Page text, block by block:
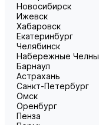
Новосибирск
Ижевск
Хабаровск
Екатеринбург
Челябинск
Набережные Челны
Барнаул
Астрахань
Санкт-Петербург
Омск
Оренбург
Пенза